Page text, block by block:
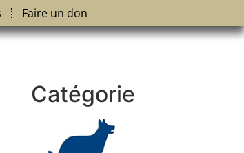
Faire un don
Catégorie